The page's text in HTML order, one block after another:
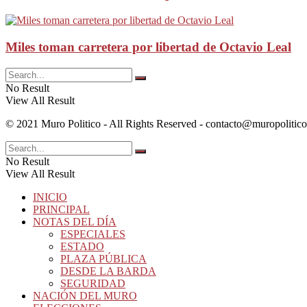
Miles toman carretera por libertad de Octavio Leal
No Result
View All Result
© 2021 Muro Politico - All Rights Reserved -
No Result
View All Result
INICIO
PRINCIPAL
NOTAS DEL DÍA
ESPECIALES
ESTADO
PLAZA PÚBLICA
DESDE LA BARDA
SEGURIDAD
NACIÓN DEL MURO